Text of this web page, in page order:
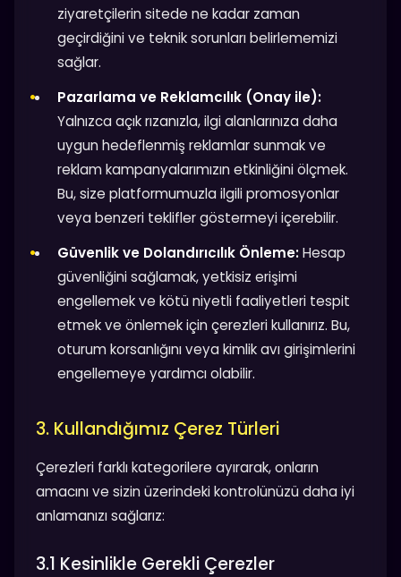
ziyaretçilerin sitede ne kadar zaman
geçirdiğini ve teknik sorunları belirlememizi
sağlar.
Pazarlama ve Reklamcılık (Onay ile):
Yalnızca açık rızanızla, ilgi alanlarınıza daha
uygun hedeflenmiş reklamlar sunmak ve
reklam kampanyalarımızın etkinliğini ölçmek.
Bu, size platformumuzla ilgili promosyonlar
veya benzeri teklifler göstermeyi içerebilir.
Güvenlik ve Dolandırıcılık Önleme:Hesap
güvenliğini sağlamak, yetkisiz erişimi
engellemek ve kötü niyetli faaliyetleri tespit
etmek ve önlemek için çerezleri kullanırız. Bu,
oturum korsanlığını veya kimlik avı girişimlerini
engellemeye yardımcı olabilir.
3. Kullandığımız Çerez Türleri
Çerezleri farklı kategorilere ayırarak, onların
amacını ve sizin üzerindeki kontrolünüzü daha iyi
anlamanızı sağlarız:
3.1 Kesinlikle Gerekli Çerezler